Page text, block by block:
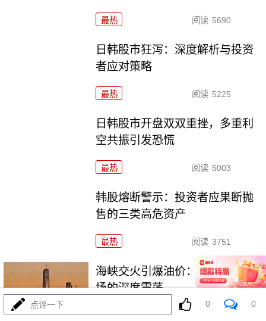
最热 阅读 5690
日韩股市狂泻：深度解析与投资
者应对策略
最热 阅读 5225
日韩股市开盘双双重挫，多重利
空共振引发恐慌
最热 阅读 5003
韩股熔断警示：投资者应果断抛
售的三类高危资产
最热 阅读 3751
海峡交火引爆油价：全球能源市
场的深度震荡
最热
点评一下 0 0